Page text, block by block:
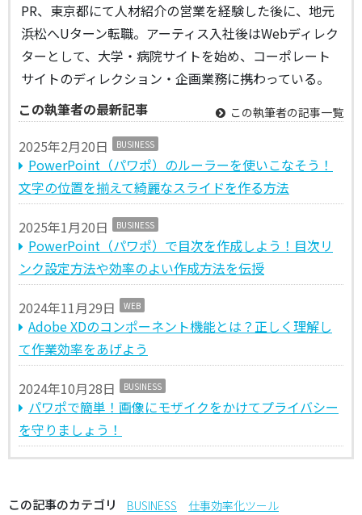
PR、東京都にて人材紹介の営業を経験した後に、地元
浜松へUターン転職。アーティス入社後はWebディレク
ターとして、大学・病院サイトを始め、コーポレート
サイトのディレクション・企画業務に携わっている。
この執筆者の最新記事
この執筆者の記事一覧
2025年2月20日 BUSINESS
PowerPoint（パワポ）のルーラーを使いこなそう！
文字の位置を揃えて綺麗なスライドを作る方法
2025年1月20日 BUSINESS
PowerPoint（パワポ）で目次を作成しよう！目次リ
ンク設定方法や効率のよい作成方法を伝授
2024年11月29日 WEB
Adobe XDのコンポーネント機能とは？正しく理解し
て作業効率をあげよう
2024年10月28日 BUSINESS
パワポで簡単！画像にモザイクをかけてプライバシー
を守りましょう！
この記事のカテゴリ BUSINESS 仕事効率化ツール